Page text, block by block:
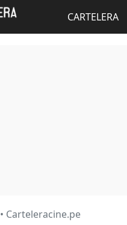
CARTELERA
Carteleracine.pe